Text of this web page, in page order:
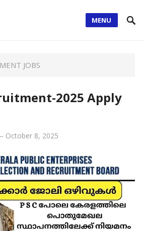
MENU
JOBS
2025 Apply
October 8, 2025